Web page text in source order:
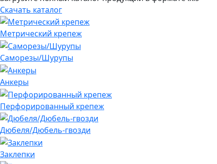
Скачать каталог
Метрический крепеж
Саморезы/Шурупы
Анкеры
Перфорированный крепеж
Дюбеля/Дюбель-гвозди
Заклепки